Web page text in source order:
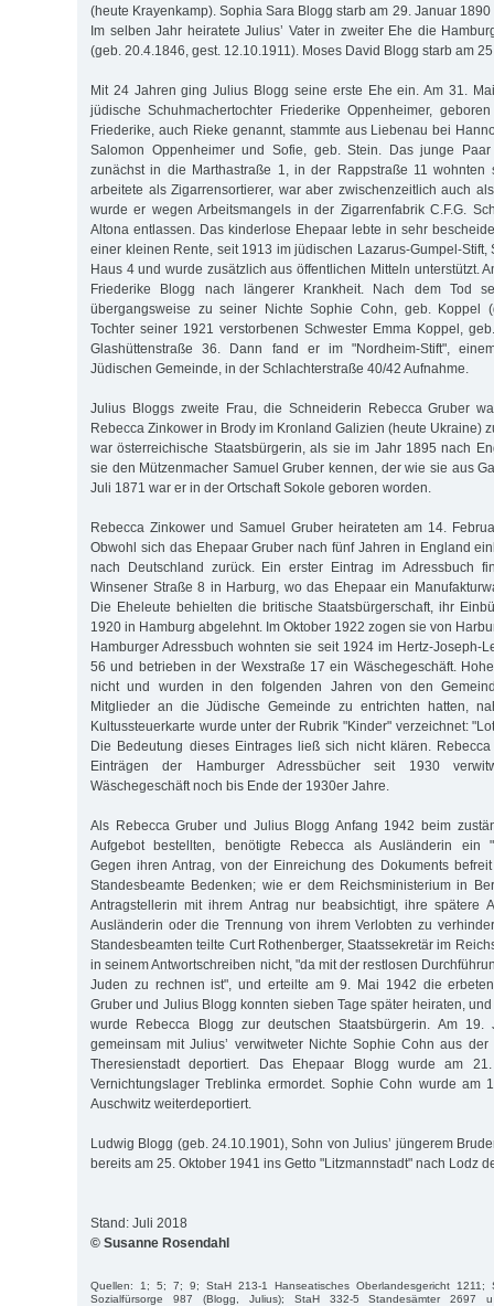
(heute Krayenkamp). Sophia Sara Blogg starb am 29. Januar
Im selben Jahr heiratete Julius’ Vater in zweiter Ehe die
(geb. 20.4.1846, gest. 12.10.1911). Moses David Blogg starb am
Mit 24 Jahren ging Julius Blogg seine erste Ehe ein. Am 31.
jüdische Schuhmachertochter Friederike Oppenheimer,
Friederike, auch Rieke genannt, stammte aus Liebenau bei
Salomon Oppenheimer und Sofie, geb. Stein. Das junge
zunächst in die Marthastraße 1, in der Rappstraße 11 wohnten
arbeitete als Zigarrensortierer, war aber zwischenzeitlich auch
wurde er wegen Arbeitsmangels in der Zigarrenfabrik C.F.G.
Altona entlassen. Das kinderlose Ehepaar lebte in sehr
einer kleinen Rente, seit 1913 im jüdischen Lazarus-Gumpel-Stift,
Haus 4 und wurde zusätzlich aus öffentlichen Mitteln unterstützt.
Friederike Blogg nach längerer Krankheit. Nach dem Tod
übergangsweise zu seiner Nichte Sophie Cohn, geb. Koppel
Tochter seiner 1921 verstorbenen Schwester Emma Koppel,
Glashüttenstraße 36. Dann fand er im "Nordheim-Stift",
Jüdischen Gemeinde, in der Schlachterstraße 40/42 Aufnahme.
Julius Bloggs zweite Frau, die Schneiderin Rebecca Gruber
Rebecca Zinkower in Brody im Kronland Galizien (heute Ukraine)
war österreichische Staatsbürgerin, als sie im Jahr 1895 nach
sie den Mützenmacher Samuel Gruber kennen, der wie sie aus
Juli 1871 war er in der Ortschaft Sokole geboren worden.
Rebecca Zinkower und Samuel Gruber heirateten am 14.
Obwohl sich das Ehepaar Gruber nach fünf Jahren in England
nach Deutschland zurück. Ein erster Eintrag im Adressbuch
Winsener Straße 8 in Harburg, wo das Ehepaar ein
Die Eheleute behielten die britische Staatsbürgerschaft, ihr
1920 in Hamburg abgelehnt. Im Oktober 1922 zogen sie von
Hamburger Adressbuch wohnten sie seit 1924 im Hertz-Joseph-
56 und betrieben in der Wexstraße 17 ein Wäschegeschäft.
nicht und wurden in den folgenden Jahren von den
Mitglieder an die Jüdische Gemeinde zu entrichten hatten,
Kultussteuerkarte wurde unter der Rubrik "Kinder" verzeichnet:
Die Bedeutung dieses Eintrages ließ sich nicht klären.
Einträgen der Hamburger Adressbücher seit 1930
Wäschegeschäft noch bis Ende der 1930er Jahre.
Als Rebecca Gruber und Julius Blogg Anfang 1942 beim
Aufgebot bestellten, benötigte Rebecca als Ausländerin ein
Gegen ihren Antrag, von der Einreichung des Dokuments
Standesbeamte Bedenken; wie er dem Reichsministerium in
Antragstellerin mit ihrem Antrag nur beabsichtigt, ihre spätere
Ausländerin oder die Trennung von ihrem Verlobten zu
Standesbeamten teilte Curt Rothenberger, Staatssekretär im
in seinem Antwortschreiben nicht, "da mit der restlosen
Juden zu rechnen ist", und erteilte am 9. Mai 1942 die
Gruber und Julius Blogg konnten sieben Tage später heiraten,
wurde Rebecca Blogg zur deutschen Staatsbürgerin. Am
gemeinsam mit Julius’ verwitweter Nichte Sophie Cohn aus der
Theresienstadt deportiert. Das Ehepaar Blogg wurde am
Vernichtungslager Treblinka ermordet. Sophie Cohn wurde am
Auschwitz weiterdeportiert.
Ludwig Blogg (geb. 24.10.1901), Sohn von Julius’ jüngerem
bereits am 25. Oktober 1941 ins Getto "Litzmannstadt" nach Lodz
Stand: Juli 2018
© Susanne Rosendahl
Quellen: 1; 5; 7; 9; StaH 213-1 Hanseatisches Oberlandesgericht 1211;
Sozialfürsorge 987 (Blogg, Julius); StaH 332-5 Standesämter 2697